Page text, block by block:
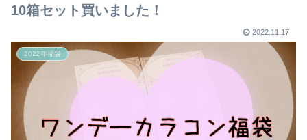
10箱セット買いました！
2022.11.17
2022年福袋